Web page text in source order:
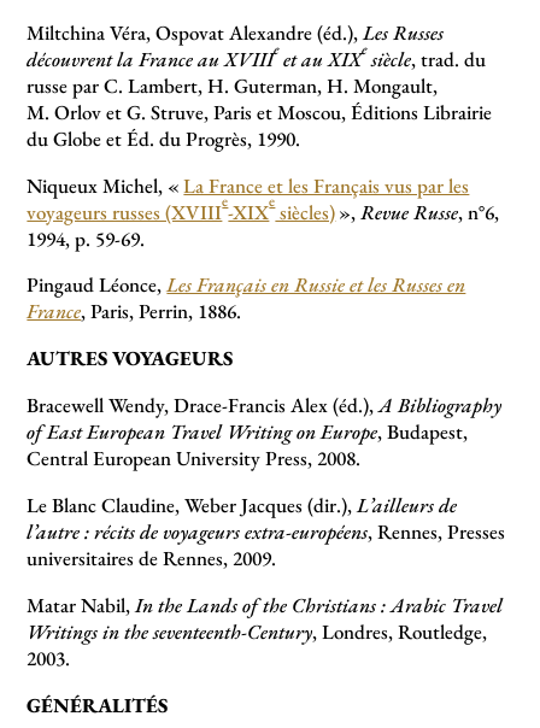
Miltchina Véra, Ospovat Alexandre (éd.),Les Russes
découvrent la France au XVIIIe et au XIXesiècle, trad. du
russe par C. Lambert, H. Guterman, H. Mongault,
M. Orlov et G. Struve, Paris et Moscou, Éditions Librairie
du Globe et Éd. du Progrès, 1990.
Niqueux Michel, «La France et les Français vus par les
voyageurs russes (XVIIIe-XIXesiècles)»,Revue Russe, n°6,
1994, p. 59-69.
Pingaud Léonce,Les Français en Russie et les Russes en
France, Paris, Perrin, 1886.
AUTRES VOYAGEURS
Bracewell Wendy, Drace-Francis Alex (éd.),A Bibliography
of East European Travel Writing on Europe, Budapest,
Central European University Press, 2008.
Le Blanc Claudine, Weber Jacques (dir.),L’ailleurs de
l’autre : récits de voyageurs extra-européens, Rennes, Presses
universitaires de Rennes, 2009.
Matar Nabil,In the Lands of the Christians : Arabic Travel
Writings in the seventeenth-Century, Londres, Routledge,
2003.
GÉNÉRALITÉS